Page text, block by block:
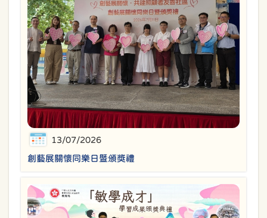
13/07/2026
創藝展關懷同樂日暨頒獎禮